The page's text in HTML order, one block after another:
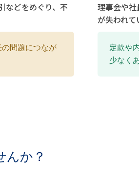
などをめぐり、不
問題につなが
理事会や
が失われて
定款や
少なく
んか？